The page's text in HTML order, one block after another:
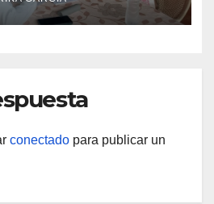
conectado para publicar un